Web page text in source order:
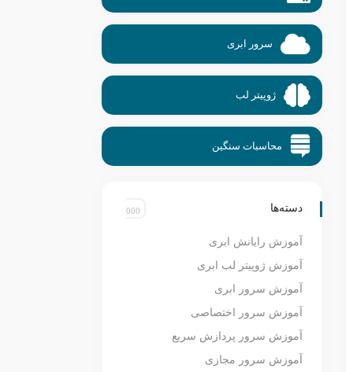
سرور ابری
ژوپیتر لب
محاسبات سنگین
دسته‌ها
آموزش رایانش ابری
آموزش ژوپیتر لب ابری
آموزش سرور ابری
آموزش سرور اختصاصی
آموزش سرور پردازش سریع
آموزش سرور مجازی